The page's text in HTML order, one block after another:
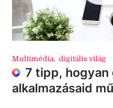
Multimédia, digitális világ
7 tipp,
alkalmazásaid